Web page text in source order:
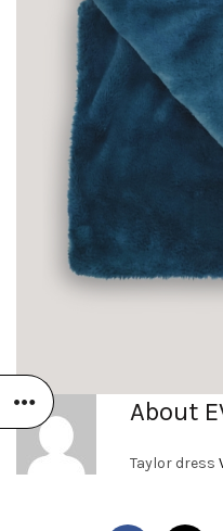
About
Taylor dress